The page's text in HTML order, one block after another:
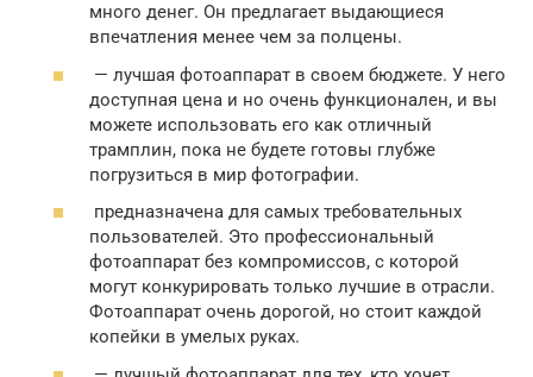
много денег. Он предлагает выдающиеся
впечатления менее чем за полцены.
— лучшая фотоаппарат в своем бюджете. У него
доступная цена и но очень функционален, и вы
можете использовать его как отличный
трамплин, пока не будете готовы глубже
погрузиться в мир фотографии.
предназначена для самых требовательных
пользователей. Это профессиональный
фотоаппарат без компромиссов, с которой
могут конкурировать только лучшие в отрасли.
Фотоаппарат очень дорогой, но стоит каждой
копейки в умелых руках.